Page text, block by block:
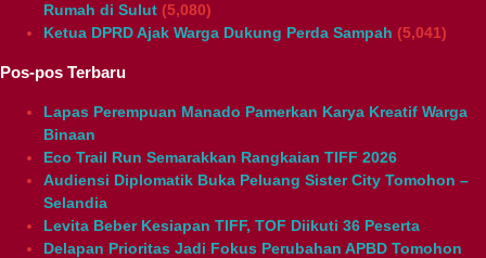
Rumah di Sulut (5,080)
Ketua DPRD Ajak Warga Dukung Perda Sampah (5,041)
Pos-pos Terbaru
Lapas Perempuan Manado Pamerkan Karya Kreatif Warga
Binaan
Eco Trail Run Semarakkan Rangkaian TIFF 2026
Audiensi Diplomatik Buka Peluang Sister City Tomohon –
Selandia
Levita Beber Kesiapan TIFF, TOF Diikuti 36 Peserta
Delapan Prioritas Jadi Fokus Perubahan APBD Tomohon